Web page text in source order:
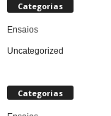
Categorias
Ensaios
Uncategorized
Categorias